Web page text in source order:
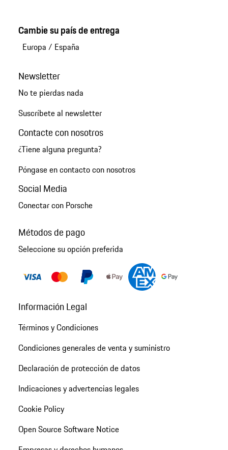
Cambie su país de entrega
Europa / España
Newsletter
No te pierdas nada
Suscríbete al newsletter
Contacte con nosotros
¿Tiene alguna pregunta?
Póngase en contacto con nosotros
Social Media
Conectar con Porsche
Métodos de pago
Seleccione su opción preferida
Información Legal
Términos y Condiciones
Condiciones generales de venta y suministro
Declaración de protección de datos
Indicaciones y advertencias legales
Cookie Policy
Open Source Software Notice